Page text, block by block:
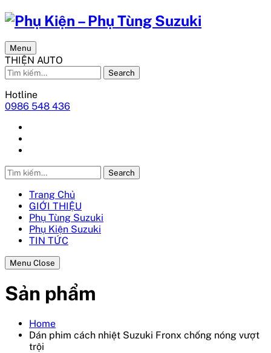
Menu
THIỆN AUTO
Search
Hotline
0986 548 436
Search
Trang Chủ
GIỚI THIỆU
Phụ Tùng Suzuki
Phụ Kiện Suzuki
TIN TỨC
Menu Close
Sản phẩm
Home
Dán phim cách nhiệt Suzuki Fronx chống nóng vượt
trội